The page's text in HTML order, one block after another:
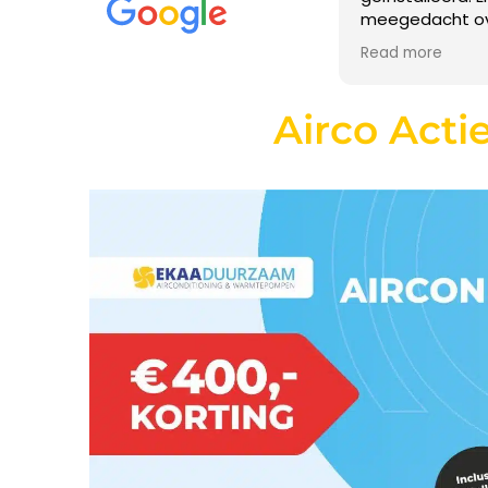
✓ KIWA / STEK gecertificeerd ★ 4,9/5 Google
meegedacht over de beste
afwerking van de
Achteraf werd ook nog even
app is gelukt. Hele fijne service,
bedankt heren!
Airco